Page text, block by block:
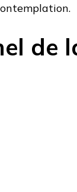
de